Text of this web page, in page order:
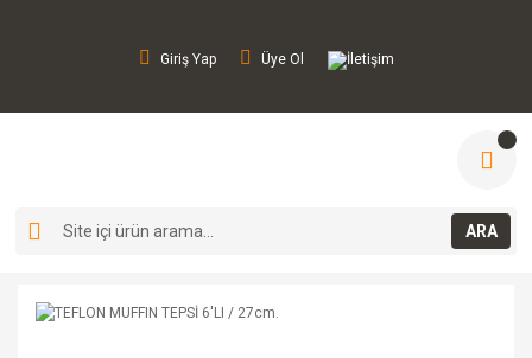
Giriş Yap Üye Ol İletişim
ARA